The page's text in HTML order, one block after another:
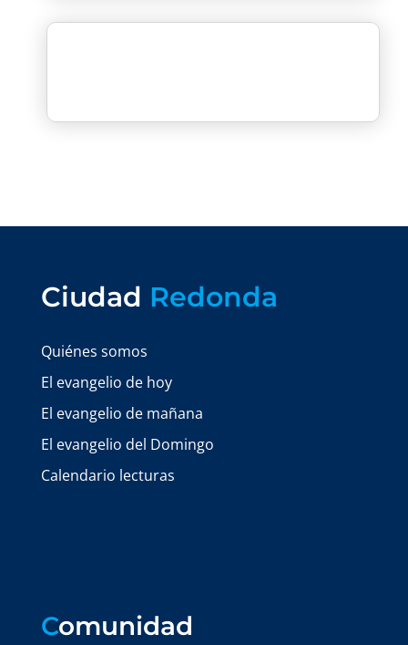
Ciudad Redonda
Quiénes somos
El evangelio de hoy
El evangelio de mañana
El evangelio del Domingo
Calendario lecturas
Comunidad